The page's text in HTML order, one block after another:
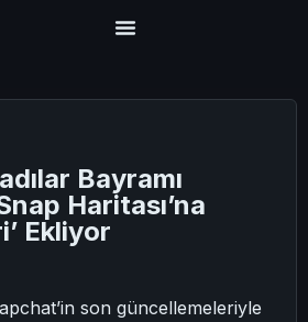
Bayramı
Haritası’na
Ekliyor
son güncellemeleriyle